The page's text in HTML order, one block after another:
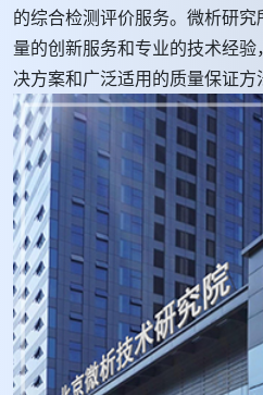
的综合检测评价服务。微析研
量的创新服务和专业的技术经
决方案和广泛适用的质量保证方